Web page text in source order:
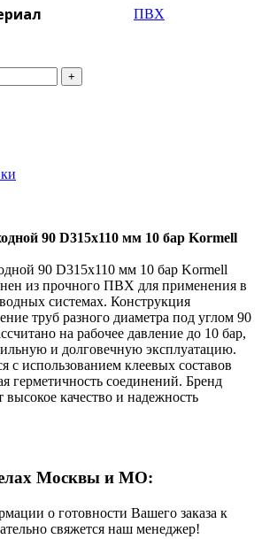
ПВХ
90 D315х110 мм 10 бар Kormell
90 D315х110 мм 10 бар Kormell
из прочного ПВХ для применения в
системах. Конструкция
труб разного диаметра под углом 90
на рабочее давление до 10 бар,
и долговечную эксплуатацию.
с использованием клеевых составов
герметичность соединений. Бренд
высокое качество и надежность
Москвы и МО:
о готовности Вашего заказа к
свяжется наш менеджер!